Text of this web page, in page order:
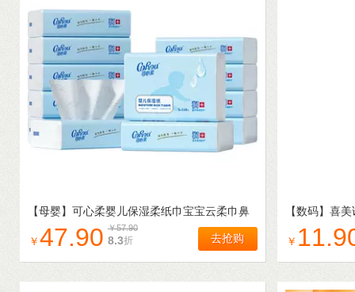
【母婴】 可心柔婴儿保湿柔纸巾宝宝云柔巾鼻
子纸S码110抽12包
￥ 47.90 ￥57.90
8.3折 去抢购
【数码】 喜美
舍接线板插
￥